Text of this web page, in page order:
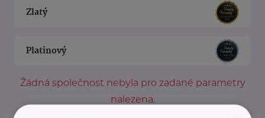
Zlatý
Platinový
Žádná společnost nebyla pro zadané parametry
nalezena.